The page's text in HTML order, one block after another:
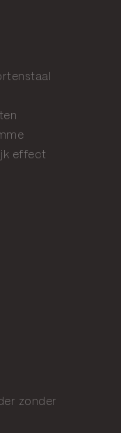
effect
zonder